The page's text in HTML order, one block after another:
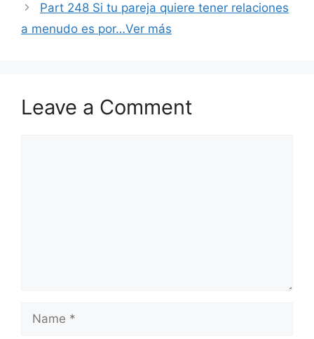
Part 248 Si tu pareja quiere tener relaciones
a menudo es por…Ver más
Leave a Comment